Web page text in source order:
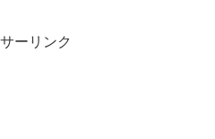
ーリンク